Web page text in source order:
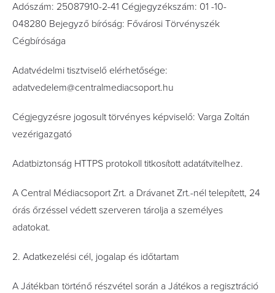
Adószám: 25087910-2-41 Cégjegyzékszám: 01 -10-
048280 Bejegyző bíróság: Fővárosi Törvényszék
Cégbírósága
Adatvédelmi tisztviselő elérhetősége:
adatvedelem@centralmediacsoport.hu
Cégjegyzésre jogosult törvényes képviselő: Varga Zoltán
vezérigazgató
Adatbiztonság HTTPS protokoll titkosított adatátvitelhez.
A Central Médiacsoport Zrt. a Drávanet Zrt.-nél telepített, 24
órás őrzéssel védett szerveren tárolja a személyes
adatokat.
2. Adatkezelési cél, jogalap és időtartam
A Játékban történő részvétel során a Játékos a regisztráció